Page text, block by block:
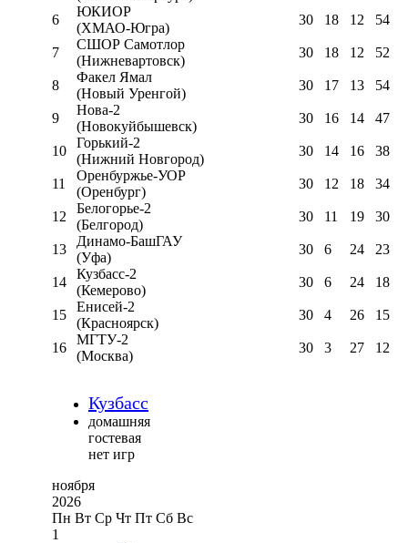
6
ЮКИОР
(ХМАО-Югра)
30 18 12 54
7
СШОР Самотлор
(Нижневартовск)
30 18 12 52
8
Факел Ямал
(Новый Уренгой)
30 17 13 54
9
Нова-2
(Новокуйбышевск)
30 16 14 47
10
Горький-2
(Нижний Новгород)
30 14 16 38
11
Оренбуржье-УОР
(Оренбург)
30 12 18 34
12
Белогорье-2
(Белгород)
30 11 19 30
13
Динамо-БашГАУ
(Уфа)
30 6 24 23
14
Кузбасс-2
(Кемерово)
30 6 24 18
15
Енисей-2
(Красноярск)
30 4 26 15
16
МГТУ-2
(Москва)
30 3 27 12
Кузбасс
домашняя
гостевая
нет игр
ноября
2026
Пн Вт Ср Чт Пт Сб Вс
1